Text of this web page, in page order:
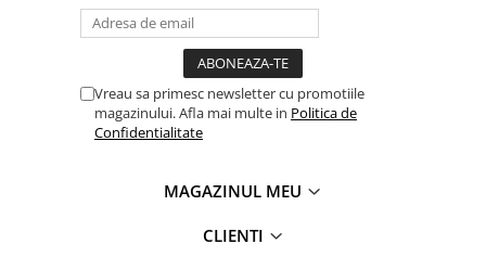
Vreau sa primesc newsletter cu promotiile
magazinului. Afla mai multe in Politica de
Confidentialitate
MAGAZINUL MEU
CLIENTI